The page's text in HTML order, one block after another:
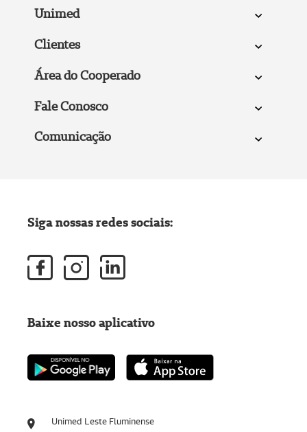
Unimed
Clientes
Área do Cooperado
Fale Conosco
Comunicação
Unimed Leste Fluminense
Siga nossas redes sociais:
Baixe nosso aplicativo